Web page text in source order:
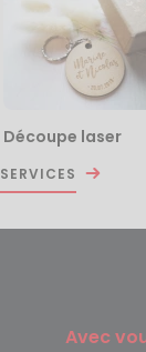
Découpe laser
Avec